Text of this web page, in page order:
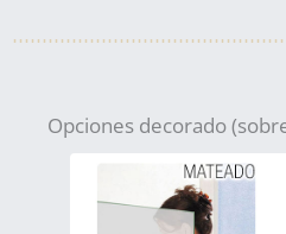
Opciones decorado